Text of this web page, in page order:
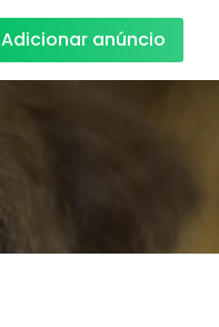
Adicionar anúncio